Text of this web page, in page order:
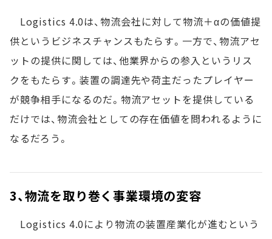
Logistics 4.0は、物流会社に対して物流＋αの価値提
供というビジネスチャンスもたらす。一方で、物流アセ
ットの提供に関しては、他業界からの参入というリス
クをもたらす。装置の調達先や荷主だったプレイヤー
が競争相手になるのだ。物流アセットを提供している
だけでは、物流会社としての存在価値を問われるように
なるだろう。
3、物流を取り巻く事業環境の変容
Logistics 4.0により物流の装置産業化が進むという